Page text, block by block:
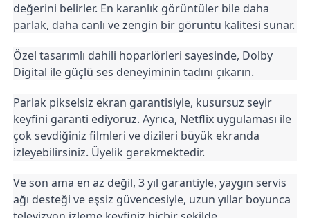
değerini belirler. En karanlık görüntüler bile daha
parlak, daha canlı ve zengin bir görüntü kalitesi sunar.
Özel tasarımlı dahili hoparlörleri sayesinde, Dolby
Digital ile güçlü ses deneyiminin tadını çıkarın.
Parlak pikselsiz ekran garantisiyle, kusursuz seyir
keyfini garanti ediyoruz. Ayrıca, Netflix uygulaması ile
çok sevdiğiniz filmleri ve dizileri büyük ekranda
izleyebilirsiniz. Üyelik gerekmektedir.
Ve son ama en az değil, 3 yıl garantiyle, yaygın servis
ağı desteği ve eşsiz güvencesiyle, uzun yıllar boyunca